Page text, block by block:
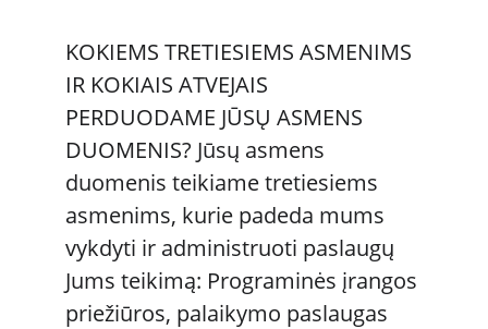
KOKIEMS TRETIESIEMS ASMENIMS
IR KOKIAIS ATVEJAIS
PERDUODAME JŪSŲ ASMENS
DUOMENIS? Jūsų asmens
duomenis teikiame tretiesiems
asmenims, kurie padeda mums
vykdyti ir administruoti paslaugų
Jums teikimą: Programinės įrangos
priežiūros, palaikymo paslaugas